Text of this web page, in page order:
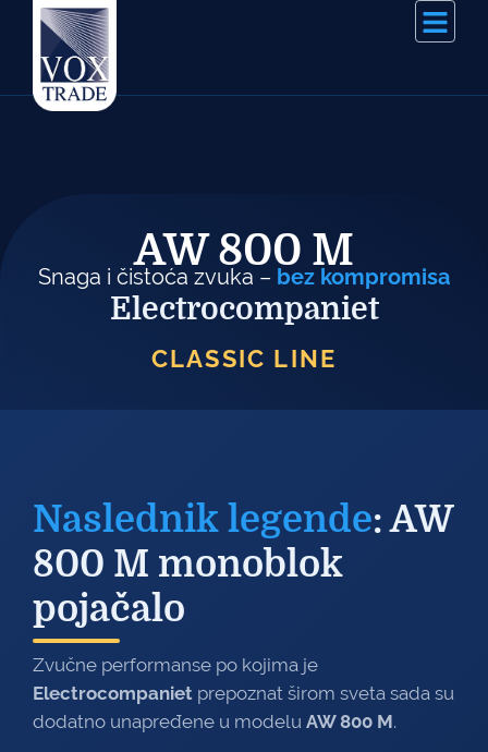
AW 800 M
Snaga i čistoća zvuka – bez kompromisa
Electrocompaniet
CLASSIC LINE
Naslednik legende: AW
800 M monoblok
pojačalo
Zvučne performanse po kojima je
Electrocompaniet prepoznat širom sveta sada su
dodatno unapređene u modelu AW 800 M.